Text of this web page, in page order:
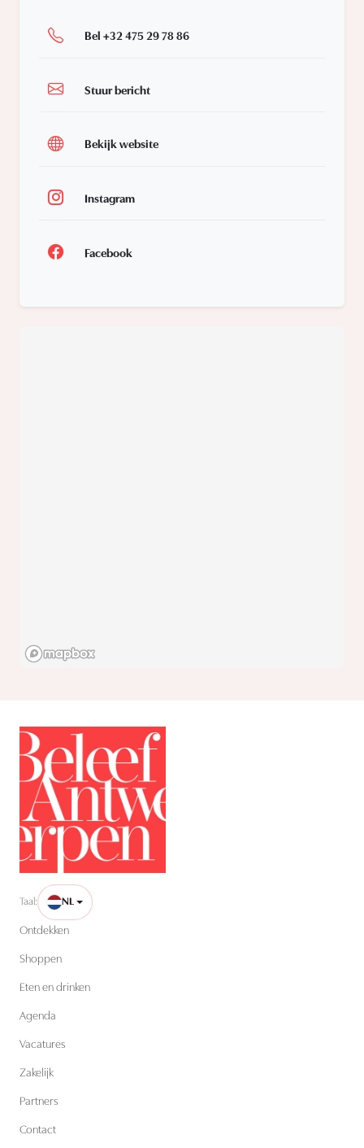
Bel +32 475 29 78 86
Stuur bericht
Bekijk website
Instagram
Facebook
Taal: NL
Ontdekken
Shoppen
Eten en drinken
Agenda
Vacatures
Zakelijk
Partners
Contact